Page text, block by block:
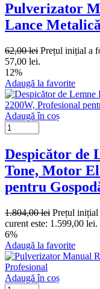
Pulverizator
Lance
62,00lei Prețul inițial a
57,00 lei.
12%
Adaugă la favorite
Adaugă în coș
Despicător de
Tone, Motor
pentru
1.804,00lei Prețul inițial
curent este: 1.599,00 lei.
6%
Adaugă la favorite
Adaugă în coș